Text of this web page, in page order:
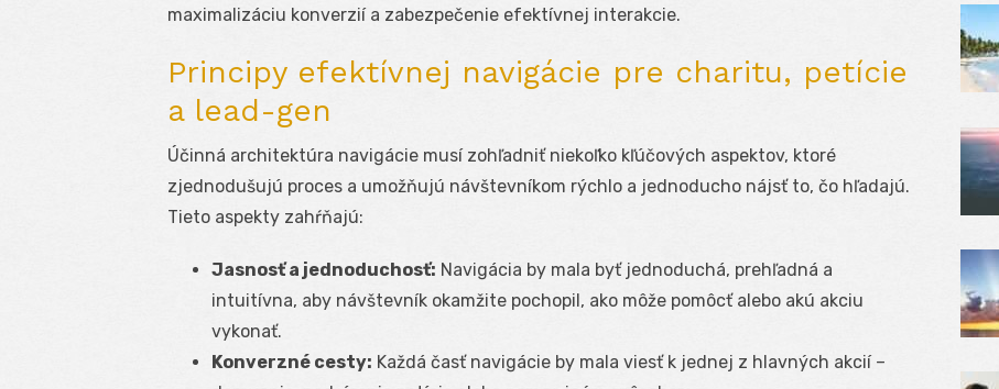
maximalizáciu konverzií a zabezpečenie efektívnej interakcie.
Principy efektívnej navigácie pre charitu, petície
a lead-gen
Účinná architektúra navigácie musí zohľadniť niekoľko kľúčových aspektov, ktoré
zjednodušujú proces a umožňujú návštevníkom rýchlo a jednoducho nájsť to, čo hľadajú.
Tieto aspekty zahŕňajú:
Jasnosť a jednoduchosť: Navigácia by mala byť jednoduchá, prehľadná a
intuitívna, aby návštevník okamžite pochopil, ako môže pomôcť alebo akú akciu
vykonať.
Konverzné cesty: Každá časť navigácie by mala viesť k jednej z hlavných akcií –